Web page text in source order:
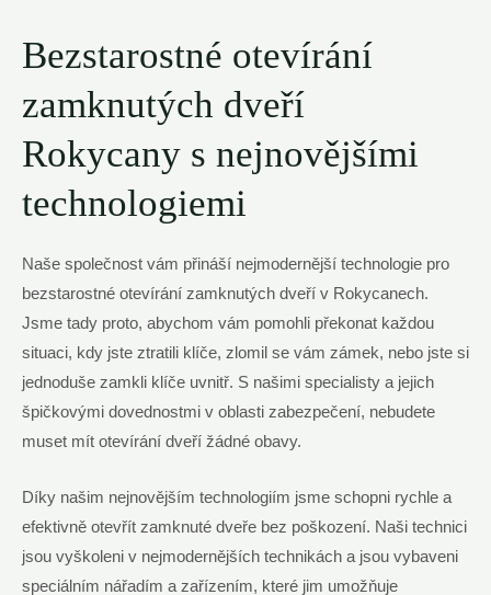
Bezstarostné otevírání
zamknutých dveří
Rokycany s nejnovějšími
technologiemi
Naše společnost vám přináší nejmodernější technologie pro
bezstarostné otevírání zamknutých dveří v Rokycanech.
Jsme tady proto, abychom vám pomohli překonat každou
situaci, kdy jste ztratili klíče, zlomil se vám zámek, nebo jste si
jednoduše zamkli klíče uvnitř. S našimi specialisty a jejich
špičkovými dovednostmi v oblasti zabezpečení, nebudete
muset mít otevírání dveří žádné obavy.
Díky našim nejnovějším technologiím jsme schopni rychle a
efektivně otevřít zamknuté dveře bez poškození. Naši technici
jsou vyškoleni v nejmodernějších technikách a jsou vybaveni
speciálním nářadím a zařízením, které jim umožňuje